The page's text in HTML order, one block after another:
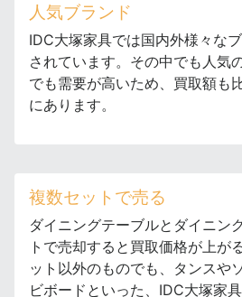
人気ブランド
IDC大塚家具では国内外様々な
されています。その中でも人気
でも需要が高いため、買取額も
にあります。
複数セットで売る
ダイニングテーブルとダイニン
トで売却すると買取価格が上が
ット以外のものでも、タンスや
ビボードといった、IDC大塚家